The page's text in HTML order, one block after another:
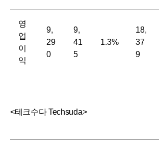
영
업
이
익
9,
29
0
9,
41
5
1.3%
18,
37
9
<테크수다 Techsuda>